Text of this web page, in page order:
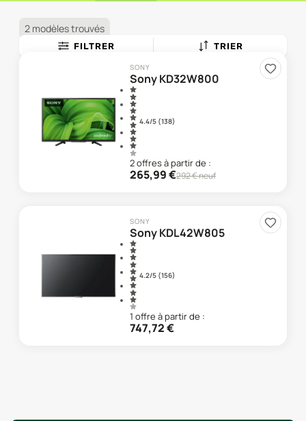
2 modèles trouvés
FILTRER TRIER
SONY
Sony KD32W800
4.4/5 (138)
2offresà partir de :
265,99€292€ neuf
SONY
Sony KDL42W805
4.2/5 (156)
1 offre à partir de :
747,72€